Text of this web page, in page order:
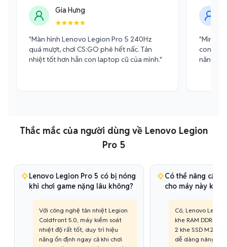
Gia Hưng
"Màn hình Lenovo Legion Pro 5 240Hz
quá mượt, chơi CS:GO phê hết nấc. Tản
nhiệt tốt hơn hẳn con laptop cũ của mình."
"Mình
con này
năng
Thắc mắc của người dùng về Lenovo Legion
Pro 5
Lenovo Legion Pro 5 có bị nóng
khi chơi game nặng lâu không?
Với công nghệ tản nhiệt Legion
Coldfront 5.0, máy kiểm soát
nhiệt độ rất tốt, duy trì hiệu
năng ổn định ngay cả khi chơi
Có thể nâng cấp
cho máy này
Có, Lenovo
khe RAM DDR5
2 khe SSD M.2
dễ dàng nâng